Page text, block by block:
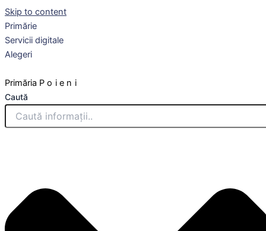
Skip to content
Primărie
Servicii digitale
Alegeri
Primăria Poieni
Caută